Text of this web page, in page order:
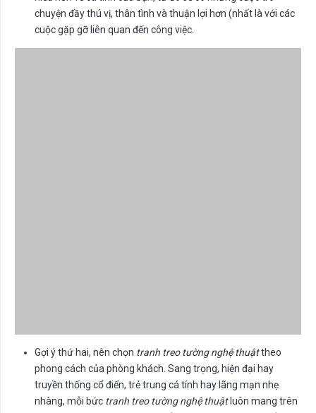
chuyện đầy thú vị, thân tình và thuận lợi hơn (nhất là với các
cuộc gặp gỡ liên quan đến công việc.
Gợi ý thứ hai, nên chọn tranh treo tường nghệ thuậttheo
phong cách của phòng khách. Sang trọng, hiện đại hay
truyền thống cổ điển, trẻ trung cá tính hay lãng mạn nhẹ
nhàng, mỗi bức tranh treo tường nghệ thuậtluôn mang trên